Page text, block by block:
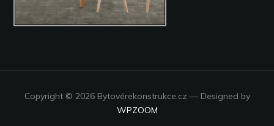
Copyright © 2026 Bytovérekonstrukce.cz — Designed by
WPZOOM